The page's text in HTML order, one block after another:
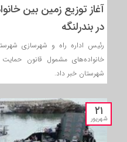
آغاز توزیع زمین بین
در بندرلنگه
رئیس اداره راه و شهرسازی
خانواده‌های مشمول قانون
شهرستان خبر داد.
۲۱
شهریور